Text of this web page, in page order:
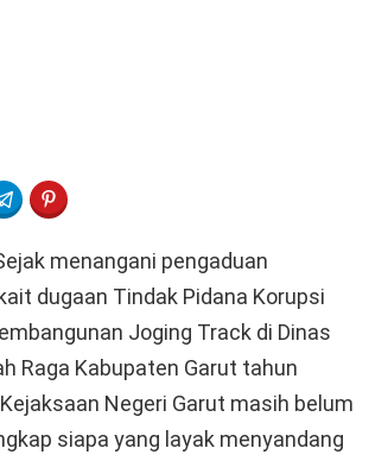
MESSENGER
TELEGRAM
menangani pengaduan
dugaan Tindak Pidana Korupsi
Joging Track di Dinas
Raga Kabupaten Garut tahun
Negeri Garut masih belum
siapa yang layak menyandang